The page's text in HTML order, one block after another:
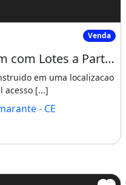
com Lotes a Partir
Venda
Loteamento Porto Pecem com Lotes a Partir de 15X30 Cuida Venha Adquirir o Seu Lote. Entre
em uma localizacao
acesso [...]
- CE